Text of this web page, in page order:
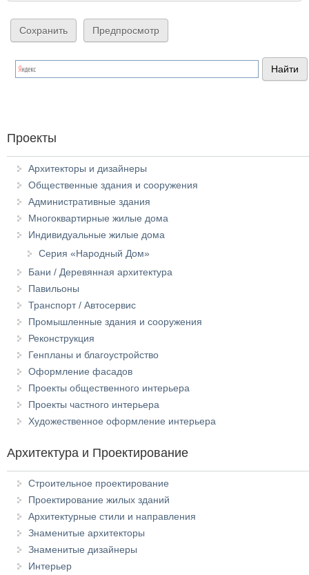
Проекты
Архитекторы и дизайнеры
Общественные здания и сооружения
Административные здания
Многоквартирные жилые дома
Индивидуальные жилые дома
Серия «Народный Дом»
Бани / Деревянная архитектура
Павильоны
Транспорт / Автосервис
Промышленные здания и сооружения
Реконструкция
Генпланы и благоустройство
Оформление фасадов
Проекты общественного интерьера
Проекты частного интерьера
Художественное оформление интерьера
Архитектура и Проектирование
Строительное проектирование
Проектирование жилых зданий
Архитектурные стили и направления
Знаменитые архитекторы
Знаменитые дизайнеры
Интерьер